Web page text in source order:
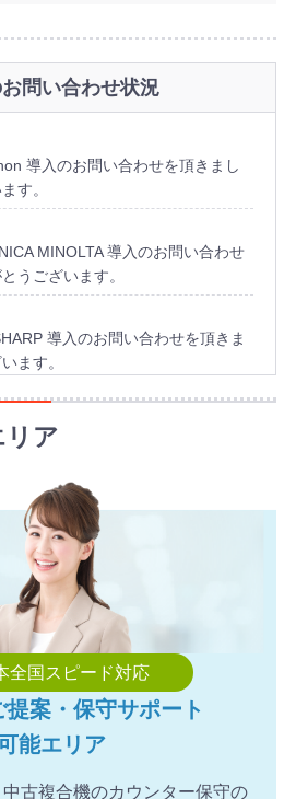
問い合わせ状況
導入のお問い合わせを頂きまし
す。
MINOLTA 導入のお問い合わせ
うございます。
導入のお問い合わせを頂きま
ます。
導入のお問い合わせを頂きま
ます。
導入のお問い合わせを頂き
ざいます。
導入のお問い合わせを頂きま
います。
導入のお問い合わせを頂き
ざいます。
うございます。
リア
全国スピード対応
案・保守サポート
能エリア
古複合機のカウンター保守の